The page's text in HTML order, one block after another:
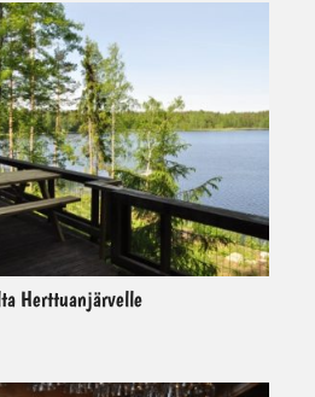
Herttuanjärvelle